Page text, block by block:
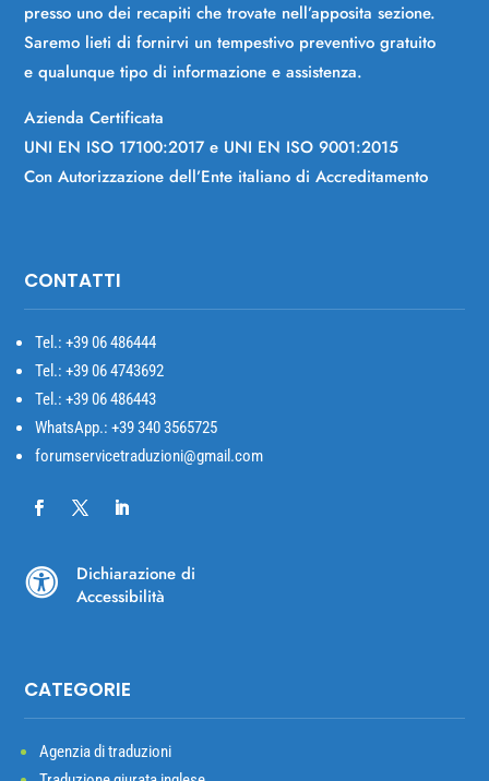
presso uno dei recapiti che trovate nell’apposita sezione.
Saremo lieti di fornirvi un tempestivo preventivo gratuito
e qualunque tipo di informazione e assistenza.
Azienda Certificata
UNI EN ISO 17100:2017 e UNI EN ISO 9001:2015
Con Autorizzazione dell’Ente italiano di Accreditamento
CONTATTI
Tel.: +3906 486444
Tel.: +39 06 4743692
Tel.: +39 06 486443
WhatsApp.: +39 340 3565725
forumservicetraduzioni@gmail.com

Dichiarazione di
Accessibilità
CATEGORIE
Agenzia di traduzioni